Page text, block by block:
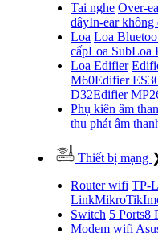
Tai nghe Over-
dâyIn-ear không
Loa Loa
cấpLoa SubLoa
Loa Edifier
M60Edifier
D32Edifier
Phụ kiên âm
thu phát âm
Thiết bị mạng
Router wifi TP-
LinkMikroTik
Switch 5 Ports8
Modem wifi